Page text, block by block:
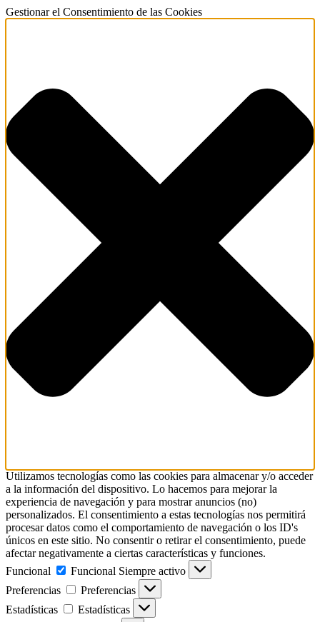
Gestionar el Consentimiento de las Cookies
Utilizamos tecnologías como las cookies para almacenar y/o acceder
a la información del dispositivo. Lo hacemos para mejorar la
experiencia de navegación y para mostrar anuncios (no)
personalizados. El consentimiento a estas tecnologías nos permitirá
procesar datos como el comportamiento de navegación o los ID's
únicos en este sitio. No consentir o retirar el consentimiento, puede
afectar negativamente a ciertas características y funciones.
Funcional
Funcional Siempre activo
Preferencias
Preferencias
Estadísticas
Estadísticas